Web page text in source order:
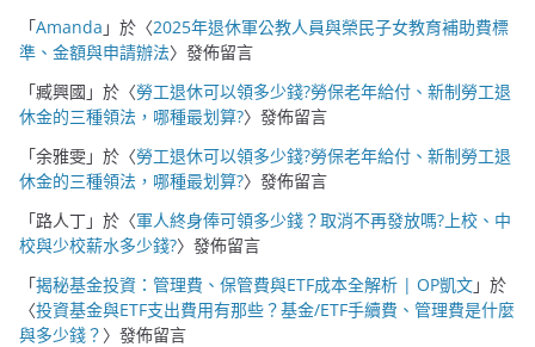
「Amanda 」於〈2025年退休軍公教人員與榮民子女教育補助費標
準、金額與申請辦法〉發佈留言
「臧興國 」於〈勞工退休可以領多少錢?勞保老年給付、新制勞工退
休金的三種領法，哪種最划算?〉發佈留言
「余雅雯」於〈勞工退休可以領多少錢?勞保老年給付、新制勞工退
休金的三種領法，哪種最划算?〉發佈留言
「路人丁」於〈軍人終身俸可領多少錢？取消不再發放嗎?上校、中
校與少校薪水多少錢?〉發佈留言
「揭秘基金投資：管理費、保管費與ETF成本全解析 | OP凱文」於
〈投資基金與ETF支出費用有那些？基金/ETF手續費、管理費是什麼
與多少錢？ 〉發佈留言